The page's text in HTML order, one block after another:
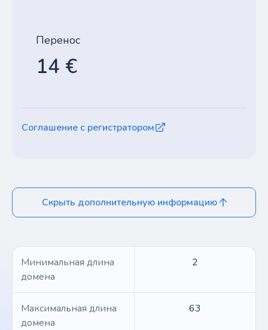
Перенос
14 €
Соглашение с регистратором
Скрыть дополнительную информацию
Минимальная длина
домена
2
Максимальная длина
домена
63